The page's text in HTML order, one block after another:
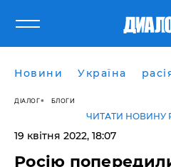
Новини Україна
ДІАЛОГ БЛОГИ
ЧИТАТИ НОВИНУ
19 квітня 2022, 18:07
Росію